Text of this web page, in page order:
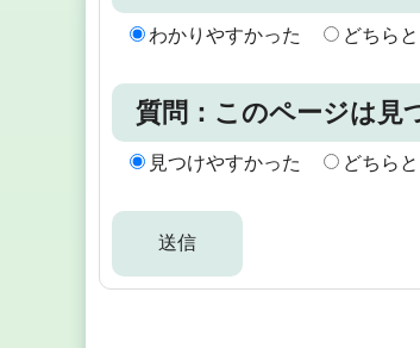
わかりやすかった どちら
質問：このページは見
見つけやすかった どちら